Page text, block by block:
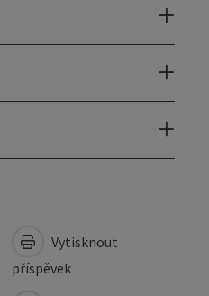
Vytisknout
příspěvek